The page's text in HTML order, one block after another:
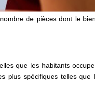
de pièces dont le
que les habitants
plus spécifiques telles